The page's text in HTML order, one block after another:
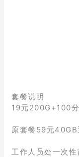
套餐说明
19元200G+100
原套餐59元40GB
工作人员处一次